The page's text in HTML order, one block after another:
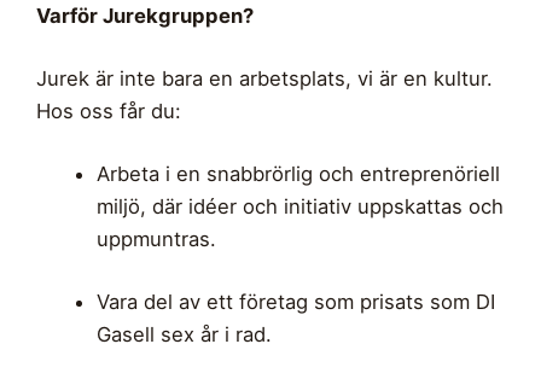
Varför Jurekgruppen?
Jurek är inte bara en arbetsplats, vi är en kultur.
Hos oss får du:
Arbeta i en snabbrörlig och entreprenöriell
miljö, där idéer och initiativ uppskattas och
uppmuntras.
Vara del av ett företag som prisats som DI
Gasell sex år i rad.